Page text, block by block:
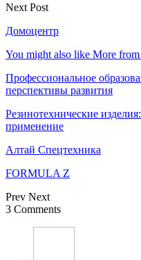
Next Post
Домоцентр
You might also like More
Профессиональное
перспективы развития
Резинотехнические
применение
Алтай Спецтехника
FORMULA Z
Prev Next
3 Comments